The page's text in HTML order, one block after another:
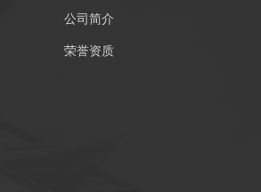
公司简介
荣誉资质